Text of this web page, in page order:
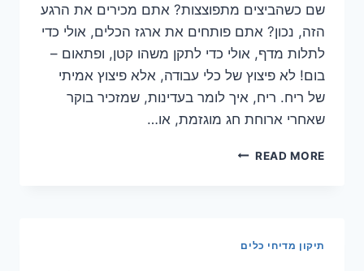
שם כשהביצים מתפוצצות? אתם מכירים את הרגע
הזה, נכון? אתם פותחים את ארגז הכלים, אולי כדי
לתלות מדף, אולי כדי לתקן משהו קטן, ופתאום –
בום! לא פיצוץ של כלי עבודה, אלא פיצוץ אמיתי
של ריח. ריח, איך לומר בעדינות, שמזכיר בוקר
שאחרי ארוחת חג מוגזמת, או…
READ MOREלמה
תיקון מדיחי כלים